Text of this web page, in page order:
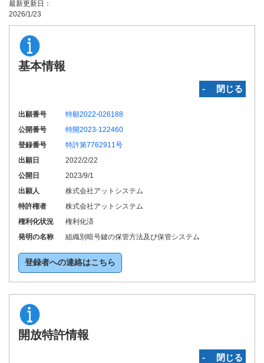
最新更新日：
2026/1/23
基本情報
‐ 閉じる
出願番号
特願2022-026188
公開番号
特開2023-122460
登録番号
特許第7762911号
出願日
2022/2/22
公開日
2023/9/1
出願人
株式会社アットシステム
特許権者
株式会社アットシステム
権利化状況
権利化済
発明の名称
組織別暗号鍵の保管方法及び保管システム
登録者への連絡はこちら
開放特許情報
‐ 閉じる